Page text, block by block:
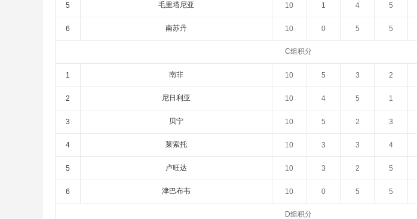
5 毛里塔尼亚 10 1 4 5
6 南苏丹 10 0 5 5
C组积分
1 南非 10 5 3 2
2 尼日利亚 10 4 5 1
3 贝宁 10 5 2 3
4 莱索托 10 3 3 4
5 卢旺达 10 3 2 5
6 津巴布韦 10 0 5 5
D组积分